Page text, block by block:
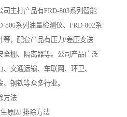
主打产品有FRD-803系列智能
806系列油量检测仪、FRD-802系
等，配套产品有压力/差压变送
全栅、隔离器等。公司产品广泛
交通运输、车联网、环卫、
钢铁等众多行业。
方法
原因 排除方法